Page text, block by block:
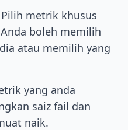
metrik khusus
boleh memilih
atau memilih yang
yang anda
saiz fail dan
naik.